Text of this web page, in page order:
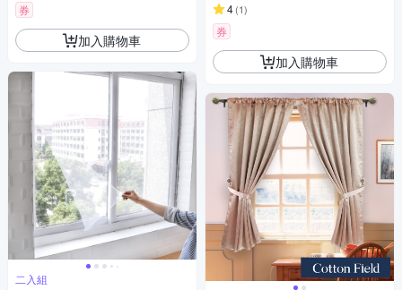
券
加入購物車
二入組
4(1)
券
加入購物車